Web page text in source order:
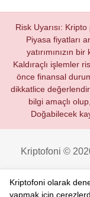
Risk Uyarısı:
Piyasa fiyatları
yatırımınızın
Kaldıraçlı işlemler
önce finansal
dikkatlice
bilgi amaçlı
Doğabilecek
Kriptofoni ©
Kriptofoni olarak
yapmak için